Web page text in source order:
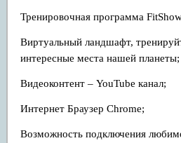
Тренировочная программа
Виртуальный ландшафт,
интересные места нашей планеты;
Видеоконтент – YouTube канал;
Интернет Браузер Chrome;
Возможность подключения